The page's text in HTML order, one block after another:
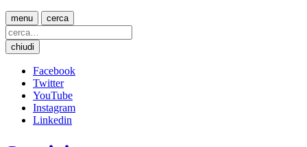
menu cerca
chiudi
Facebook
Twitter
YouTube
Instagram
Linkedin